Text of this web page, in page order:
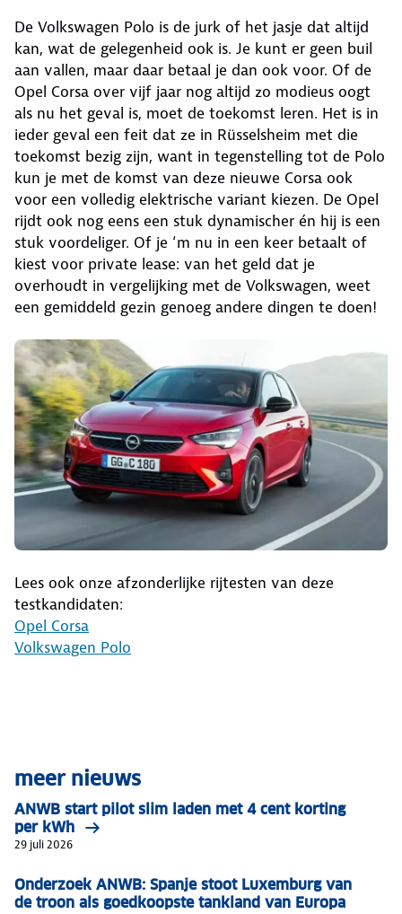
De Volkswagen Polo is de jurk of het jasje dat altijd
kan, wat de gelegenheid ook is. Je kunt er geen buil
aan vallen, maar daar betaal je dan ook voor. Of de
Opel Corsa over vijf jaar nog altijd zo modieus oogt
als nu het geval is, moet de toekomst leren. Het is in
ieder geval een feit dat ze in Rüsselsheim met die
toekomst bezig zijn, want in tegenstelling tot de Polo
kun je met de komst van deze nieuwe Corsa ook
voor een volledig elektrische variant kiezen. De Opel
rijdt ook nog eens een stuk dynamischer én hij is een
stuk voordeliger. Of je ‘m nu in een keer betaalt of
kiest voor private lease: van het geld dat je
overhoudt in vergelijking met de Volkswagen, weet
een gemiddeld gezin genoeg andere dingen te doen!
Lees ook onze afzonderlijke rijtesten van deze
testkandidaten:
Opel Corsa
Volkswagen Polo
meer nieuws
ANWB start pilot slim laden met 4 cent korting
per kWh
29 juli 2026
Onderzoek ANWB: Spanje stoot Luxemburg van
de troon als goedkoopste tankland van Europa